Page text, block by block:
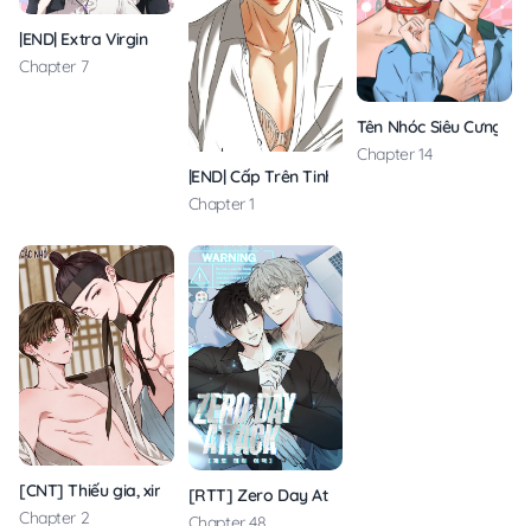
|END| Extra Virgin
Chapter 7
|END| Cấp Trên Tinh Quái
Chapter 1
Tên Nhóc Siêu Cưng
Chapter 14
[CNT] Thiếu gia, xin hãy kiềm chế!
Chapter 2
[RTT] Zero Day Attack